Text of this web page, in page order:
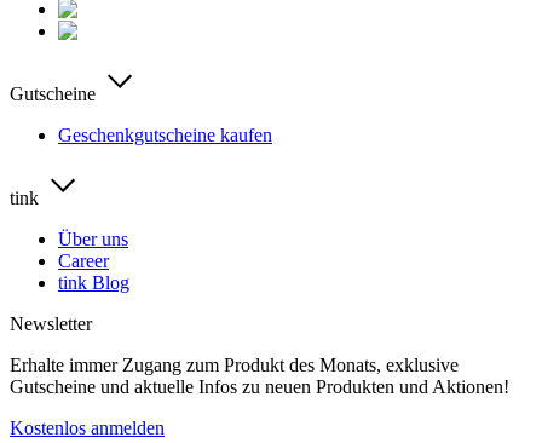
Gutscheine
Geschenkgutscheine kaufen
tink
Über uns
Career
tink Blog
Newsletter
Erhalte immer Zugang zum Produkt des Monats, exklusive
Gutscheine und aktuelle Infos zu neuen Produkten und Aktionen!
Kostenlos anmelden